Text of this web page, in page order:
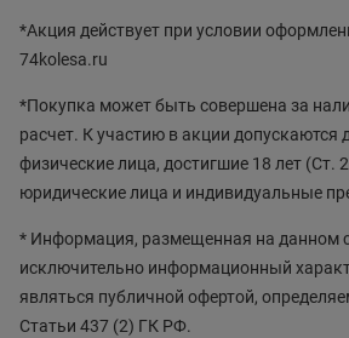
*Акция действует при условии
74kolesa.ru
*Покупка может быть совершена за
расчет. К участию в акции допускаются
физические лица, достигшие 18 лет (Ст.
юридические лица и индивидуальные
* Информация, размещенная на данном
исключительно информационный
являться публичной офертой,
Статьи 437 (2) ГК РФ.